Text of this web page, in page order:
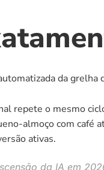
da
repete o mesmo
almoço com café
ativas.
da IA em